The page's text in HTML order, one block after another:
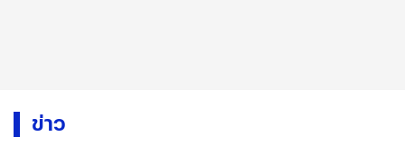
ข่าว